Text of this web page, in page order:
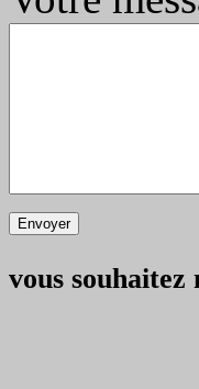
vous souhaitez